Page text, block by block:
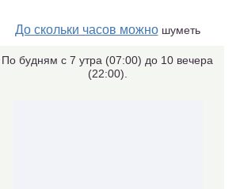
До скольки часов можношуметь
По будням с 7 утра (07:00) до 10 вечера
(22:00).